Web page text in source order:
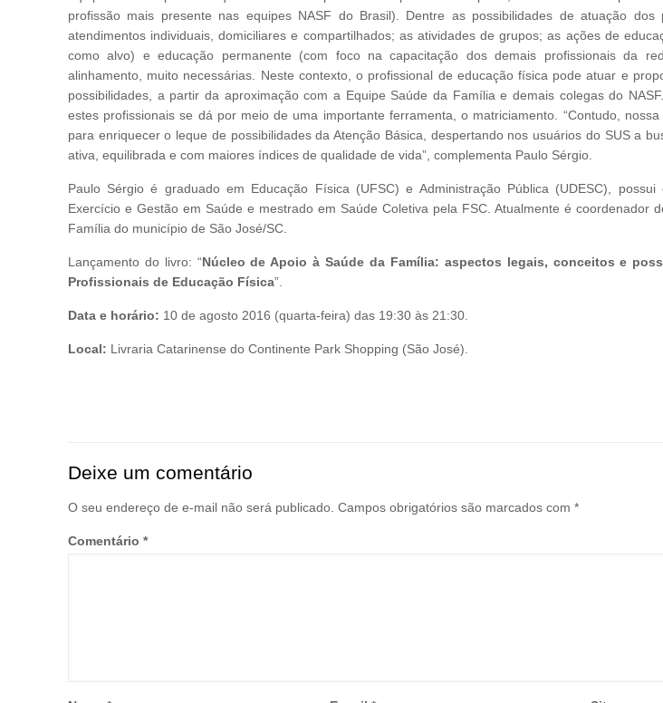
profissão mais presente nas equipes NASF do Brasil). Dentre as possibilidades de atuação dos
atendimentos individuais, domiciliares e compartilhados; as atividades de grupos; as ações de
como alvo) e educação permanente (com foco na capacitação dos demais profissionais da
alinhamento, muito necessárias. Neste contexto, o profissional de educação física pode atuar e
possibilidades, a partir da aproximação com a Equipe Saúde da Família e demais colegas do
estes profissionais se dá por meio de uma importante ferramenta, o matriciamento. “Contudo,
para enriquecer o leque de possibilidades da Atenção Básica, despertando nos usuários do SUS a
ativa, equilibrada e com maiores índices de qualidade de vida”, complementa Paulo Sérgio.
Paulo Sérgio é graduado em Educação Física (UFSC) e Administração Pública (UDESC),
Exercício e Gestão em Saúde e mestrado em Saúde Coletiva pela FSC. Atualmente é coordenador
Família do município de São José/SC.
Lançamento do livro: “Núcleo de Apoio à Saúde da Família: aspectos legais, conceitos e
Profissionais de Educação Física”.
Data e horário: 10 de agosto 2016 (quarta-feira) das 19:30 às 21:30.
Local: Livraria Catarinense do Continente Park Shopping (São José).
Deixe um comentário
O seu endereço de e-mail não será publicado. Campos obrigatórios são marcados com *
Comentário *